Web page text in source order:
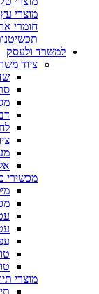
מוצרי עץ
חומרי
למשרד ולעסק
ציוד
מכשירי
מוצרי